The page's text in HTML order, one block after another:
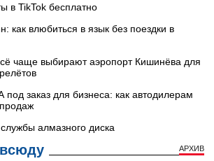
в TikTok бесплатно
как влюбиться в язык без поездки в
чаще выбирают аэропорт Кишинёва для
заказ для бизнеса: как автодилерам
алмазного диска
АРХИВ